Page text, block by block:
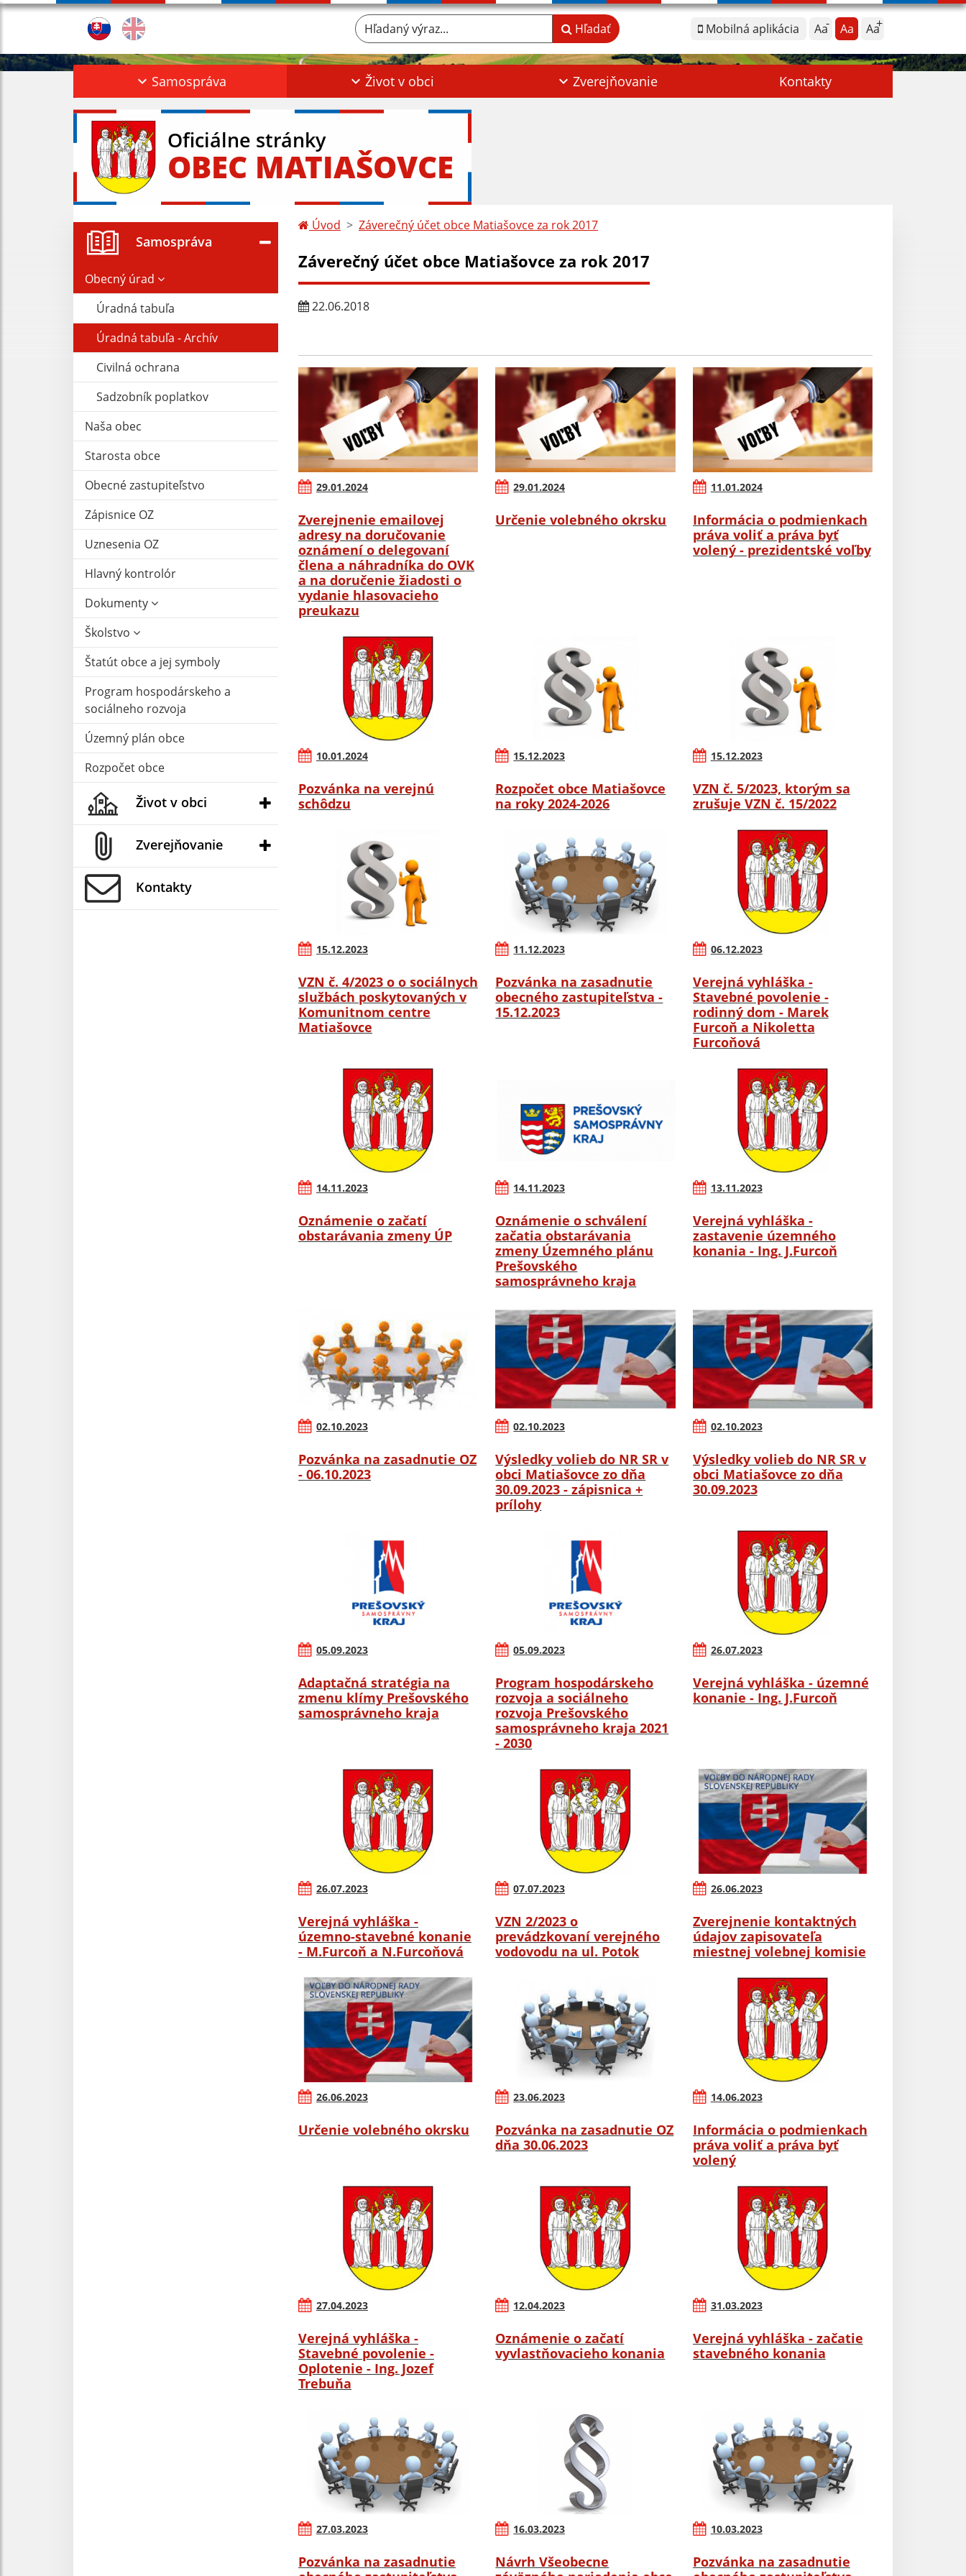
Mobilná aplikácia Aa Aa Aa
Hľadaný výraz... Hľadať
Samospráva Život v obci Zverejňovanie Kontakty
Oficiálne stránky
OBEC MATIAŠOVCE
Samospráva
Obecný úrad
Úradná tabuľa
Úradná tabuľa - Archív
Civilná ochrana
Sadzobník poplatkov
Naša obec
Starosta obce
Obecné zastupiteľstvo
Zápisnice OZ
Uznesenia OZ
Hlavný kontrolór
Dokumenty
Školstvo
Štatút obce a jej symboly
Program hospodárskeho a
sociálneho rozvoja
Územný plán obce
Rozpočet obce
Život v obci
Zverejňovanie
Kontakty
Úvod Záverečný účet obce Matiašovce za rok 2017
Záverečný účet obce Matiašovce za rok 2017
22.06.2018
29.01.2024
Zverejnenie emailovej
adresy na doručovanie
oznámení o delegovaní
člena a náhradníka do OVK
a na doručenie žiadosti o
vydanie hlasovacieho
preukazu
29.01.2024
Určenie volebného okrsku
11.01.2024
Informácia o podmienkach
práva voliť a práva byť
volený - prezidentské voľby
10.01.2024
Pozvánka na verejnú
schôdzu
15.12.2023
Rozpočet obce Matiašovce
na roky 2024-2026
15.12.2023
VZN č. 5/2023, ktorým sa
zrušuje VZN č. 15/2022
15.12.2023
VZN č. 4/2023 o o sociálnych
službách poskytovaných v
Komunitnom centre
Matiašovce
11.12.2023
Pozvánka na zasadnutie
obecného zastupiteľstva -
15.12.2023
06.12.2023
Verejná vyhláška -
Stavebné povolenie -
rodinný dom - Marek
Furcoň a Nikoletta
Furcoňová
14.11.2023
Oznámenie o začatí
obstarávania zmeny ÚP
14.11.2023
Oznámenie o schválení
začatia obstarávania
zmeny Územného plánu
Prešovského
samosprávneho kraja
13.11.2023
Verejná vyhláška -
zastavenie územného
konania - Ing. J.Furcoň
02.10.2023
Pozvánka na zasadnutie OZ
- 06.10.2023
02.10.2023
Výsledky volieb do NR SR v
obci Matiašovce zo dňa
30.09.2023 - zápisnica +
prílohy
02.10.2023
Výsledky volieb do NR SR v
obci Matiašovce zo dňa
30.09.2023
05.09.2023
Adaptačná stratégia na
zmenu klímy Prešovského
samosprávneho kraja
05.09.2023
Program hospodárskeho
rozvoja a sociálneho
rozvoja Prešovského
samosprávneho kraja 2021
- 2030
26.07.2023
Verejná vyhláška - územné
konanie - Ing. J.Furcoň
26.07.2023
Verejná vyhláška -
územno-stavebné konanie
- M.Furcoň a N.Furcoňová
07.07.2023
VZN 2/2023 o
prevádzkovaní verejného
vodovodu na ul. Potok
26.06.2023
Zverejnenie kontaktných
údajov zapisovateľa
miestnej volebnej komisie
26.06.2023
Určenie volebného okrsku
23.06.2023
Pozvánka na zasadnutie OZ
dňa 30.06.2023
14.06.2023
Informácia o podmienkach
práva voliť a práva byť
volený
27.04.2023
Verejná vyhláška -
Stavebné povolenie -
Oplotenie - Ing. Jozef
Trebuňa
12.04.2023
Oznámenie o začatí
vyvlastňovacieho konania
31.03.2023
Verejná vyhláška - začatie
stavebného konania
27.03.2023
Pozvánka na zasadnutie
16.03.2023
Návrh Všeobecne
10.03.2023
Pozvánka na zasadnutie